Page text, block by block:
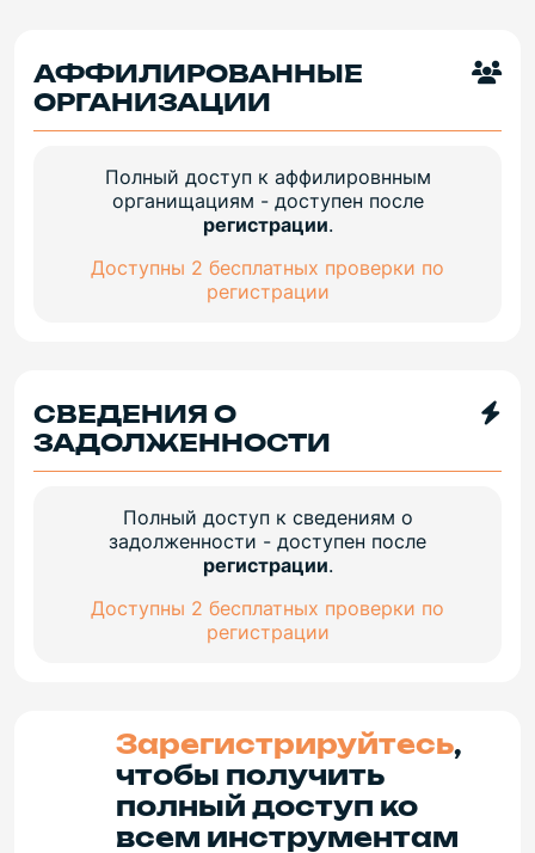
АФФИЛИРОВАННЫЕ
ОРГАНИЗАЦИИ
Полный доступ к аффилировнным
органищациям - доступен после
регистрации.
Доступны 2 бесплатных проверки по
регистрации
СВЕДЕНИЯ О
ЗАДОЛЖЕННОСТИ
Полный доступ к сведениям о
задолженности - доступен после
регистрации.
Доступны 2 бесплатных проверки по
регистрации
Зарегистрируйтесь,
чтобы получить
полный доступ ко
всем инструментам